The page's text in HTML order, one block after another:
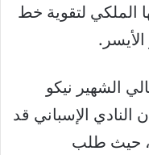
الملكي لتقوية خط
الشهير نيكو
الإسباني قد
حيث طلب